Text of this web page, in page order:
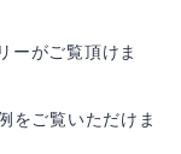
ーがご覧頂けま
をご覧いただけま